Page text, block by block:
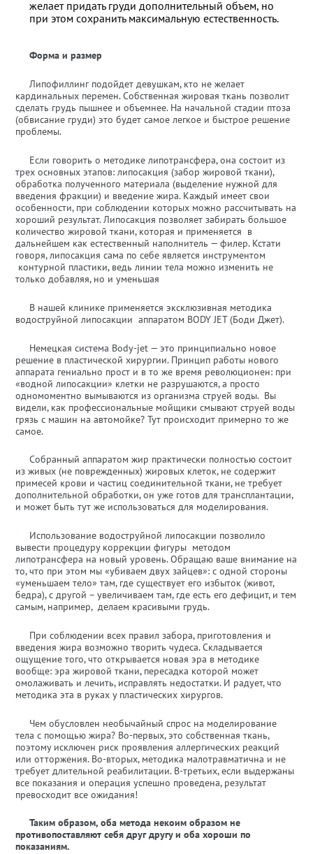
желает придать груди дополнительный объем, но
при этом сохранить максимальную естественность.
Форма и размер
Липофиллинг подойдет девушкам, кто не желает
кардинальных перемен. Собственная жировая ткань позволит
сделать грудь пышнее и объемнее. На начальной стадии птоза
(обвисание груди) это будет самое легкое и быстрое решение
проблемы.
Если говорить о методике липотрансфера, она состоит из
трех основных этапов: липосакция (забор жировой ткани),
обработка полученного материала (выделение нужной для
введения фракции) и введение жира. Каждый имеет свои
особенности, при соблюдении которых можно рассчитывать на
хороший результат. Липосакция позволяет забирать большое
количество жировой ткани, которая и применяется в
дальнейшем как естественный наполнитель — филер. Кстати
говоря, липосакция сама по себе является инструментом
контурной пластики, ведь линии тела можно изменить не
только добавляя, но и уменьшая
В нашей клинике применяется эксклюзивная методика
водоструйной липосакции аппаратом BODY JET (Боди Джет).
Немецкая система Body-jet — это принципиально новое
решение в пластической хирургии. Принцип работы нового
аппарата гениально прост и в то же время революционен: при
«водной липосакции» клетки не разрушаются, а просто
одномоментно вымываются из организма струей воды. Вы
видели, как профессиональные мойщики смывают струей воды
грязь с машин на автомойке? Тут происходит примерно то же
самое.
Собранный аппаратом жир практически полностью состоит
из живых (не поврежденных) жировых клеток, не содержит
примесей крови и частиц соединительной ткани, не требует
дополнительной обработки, он уже готов для трансплантации,
и может быть тут же использоваться для моделирования.
Использование водоструйной липосакции позволило
вывести процедуру коррекции фигуры методом
липотрансфера на новый уровень. Обращаю ваше внимание на
то, что при этом мы «убиваем двух зайцев»: с одной стороны
«уменьшаем тело» там, где существует его избыток (живот,
бедра), с другой – увеличиваем там, где есть его дефицит, и тем
самым, например, делаем красивыми грудь.
При соблюдении всех правил забора, приготовления и
введения жира возможно творить чудеса. Складывается
ощущение того, что открывается новая эра в методике
вообще: эра жировой ткани, пересадка которой может
омолаживать и лечить, исправлять недостатки. И радует, что
методика эта в руках у пластических хирургов.
Чем обусловлен необычайный спрос на моделирование
тела с помощью жира? Во-первых, это собственная ткань,
поэтому исключен риск проявления аллергических реакций
или отторжения. Во-вторых, методика малотравматична и не
требует длительной реабилитации. В-третьих, если выдержаны
все показания и операция успешно проведена, результат
превосходит все ожидания!
Таким образом, оба метода некоим образом не
противопоставляют себя друг другу и оба хороши по
показаниям.